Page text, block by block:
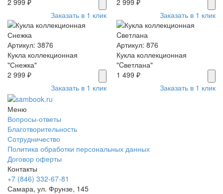
2 999 ₽
Заказать в 1 клик
2 999 ₽
Заказать в 1 клик
Артикул: 3876
Кукла коллекционная
"Снежка"
2 999 ₽
Заказать в 1 клик
Артикул: 876
Кукла коллекционная
"Cветлана"
1 499 ₽
Заказать в 1 клик
Меню
Вопросы-ответы
Благотворительность
Сотрудничество
Политика обработки персональных данных
Договор оферты
Контакты
+7 (846) 332-67-81
Самара, ул. Фрунзе, 145